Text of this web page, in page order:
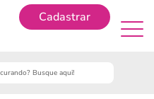
Cadastrar